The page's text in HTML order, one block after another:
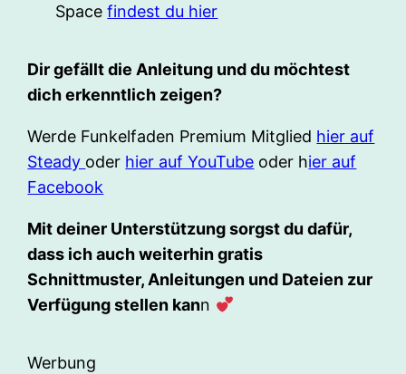
Spacefindest du hier
Dir gefällt die Anleitung und du möchtest
dich erkenntlich zeigen?
Werde Funkelfaden Premium Mitglied hier auf
Steady oder hier auf YouTube oder hier auf
Facebook
Mit deiner Unterstützung sorgst du dafür,
dass ich auch weiterhin gratis
Schnittmuster, Anleitungen und Dateien zur
Verfügung stellen kann
Werbung